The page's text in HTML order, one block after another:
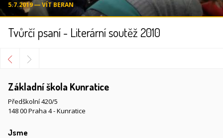
5.7.2019 ― VÍT BERAN
Tvůrčí psaní - Literární soutěž 2010
Základní škola Kunratice
Předškolní 420/5
148 00 Praha 4 - Kunratice
Jsme